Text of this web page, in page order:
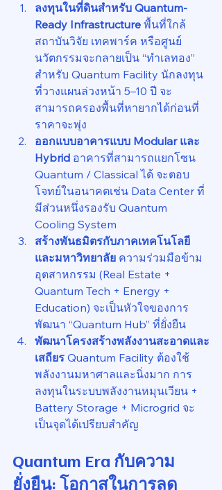
ลงทุนในที่ดินสำหรับ Quantum-
Ready Infrastructure พื้นที่ใกล้
สถาบันวิจัย เทคพาร์ค หรือศูนย์
นวัตกรรมจะกลายเป็น “ทำเลทอง”
สำหรับ Quantum Facility นักลงทุน
ที่วางแผนล่วงหน้า 5–10 ปี จะ
สามารถครองพื้นที่หายากได้ก่อนที่
ราคาจะพุ่ง
ออกแบบอาคารแบบ Modular และ
Hybrid อาคารที่สามารถแยกโซน
Quantum / Classical ได้ จะตอบ
โจทย์ในอนาคตเช่น Data Center ที่
มีส่วนหนึ่งรองรับ Quantum
Cooling System
สร้างพันธมิตรกับภาคเทคโนโลยี
และมหาวิทยาลัย ความร่วมมือข้าม
อุตสาหกรรม (Real Estate +
Quantum Tech + Energy +
Education) จะเป็นหัวใจของการ
พัฒนา “Quantum Hub” ที่ยั่งยืน
พัฒนาโครงสร้างพลังงานสะอาดและ
เสถียร Quantum Facility ต้องใช้
พลังงานมหาศาลและนิ่งมาก การ
ลงทุนในระบบพลังงานหมุนเวียน +
Battery Storage + Microgrid จะ
เป็นจุดได้เปรียบสำคัญ
Quantum Era กับความ
ยั่งยืน: โอกาสในการลด